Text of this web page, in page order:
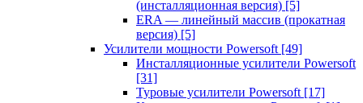
(инсталляционная версия) [5]
ERA — линейный массив (прокатная
версия) [5]
Усилители мощности Powersoft [49]
Инсталляционные усилители Powersoft
[31]
Туровые усилители Powersoft [17]